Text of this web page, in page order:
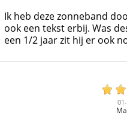
Ik heb deze zonneband
ook een tekst erbij. Was
een 1/2 jaar zit hij er ook